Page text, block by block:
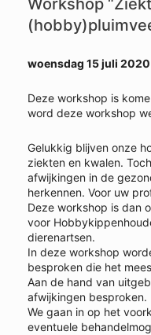
Workshop
woensdag 15 juli 2020
Deze workshop is
word deze workshop
Gelukkig blijven onze
ziekten en kwalen.
afwijkingen in de
herkennen. Voor uw
Deze workshop is dan
voor
dierenartsen.
In deze workshop
besproken die het
Aan de hand van
afwijkingen besproken.
We gaan in op het
eventuele